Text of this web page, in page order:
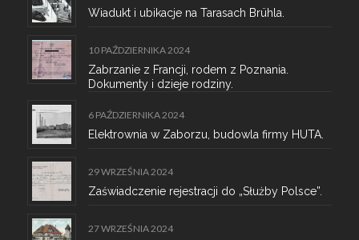
Wiadukt i ubikacje na Tarasach Brühla.
10 PAŹDZIERNIKA 2024
Zabrzanie z Francji, rodem z Poznania.
Dokumenty i dzieje rodziny.
6 PAŹDZIERNIKA 2024
Elektrownia w Zaborzu, budowla firmy HUTA.
29 WRZEŚNIA 2024
Zaświadczenie rejestracji do „Służby Polsce”.
27 WRZEŚNIA 2024